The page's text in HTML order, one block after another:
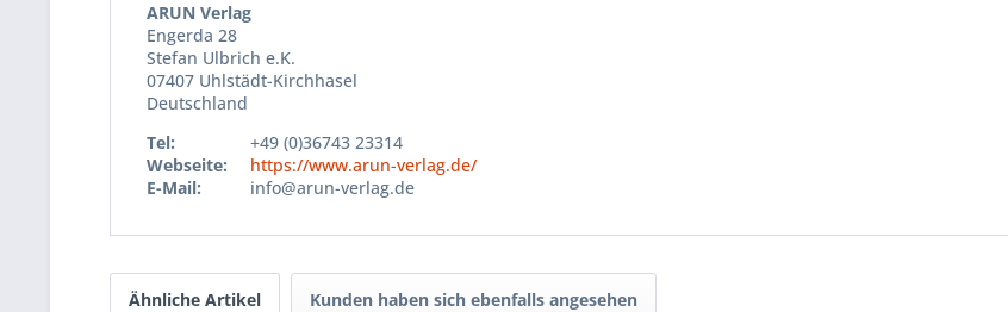
ARUN Verlag
Engerda 28
Stefan Ulbrich e.K.
07407 Uhlstädt-Kirchhasel
Deutschland
Tel:
+49 (0)36743 23314
Webseite:
https://www.arun-verlag.de/
E-Mail:
info@arun-verlag.de
Ähnliche Artikel Kunden haben sich ebenfalls angesehen